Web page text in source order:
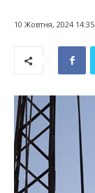
10 Жовтня, 2024 14:35